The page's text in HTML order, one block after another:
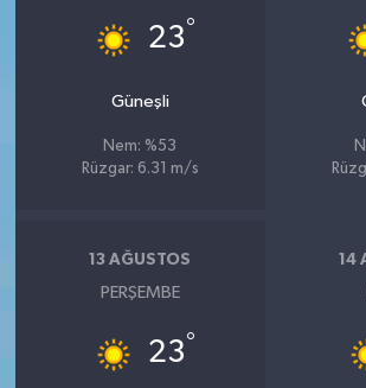
23°
Güneşli
Nem: %53
Rüzgar: 6.31 m/s
13 AĞUSTOS
PERŞEMBE
23°
14